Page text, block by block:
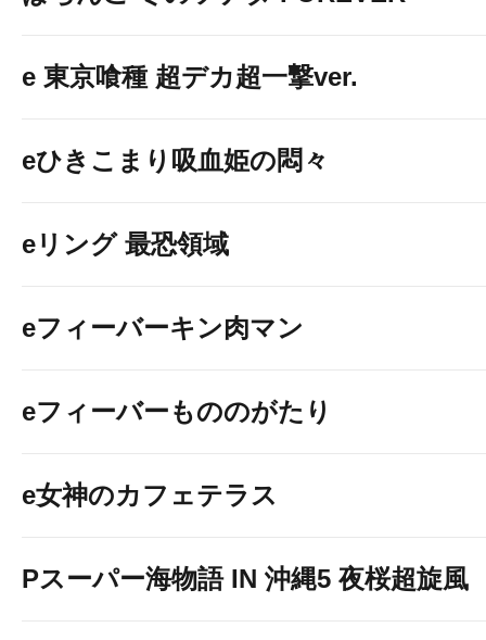
e 東京喰種 超デカ超一撃ver.
eひきこまり吸血姫の悶々
eリング 最恐領域
eフィーバーキン肉マン
eフィーバーもののがたり
e女神のカフェテラス
Pスーパー海物語 IN 沖縄5 夜桜超旋風